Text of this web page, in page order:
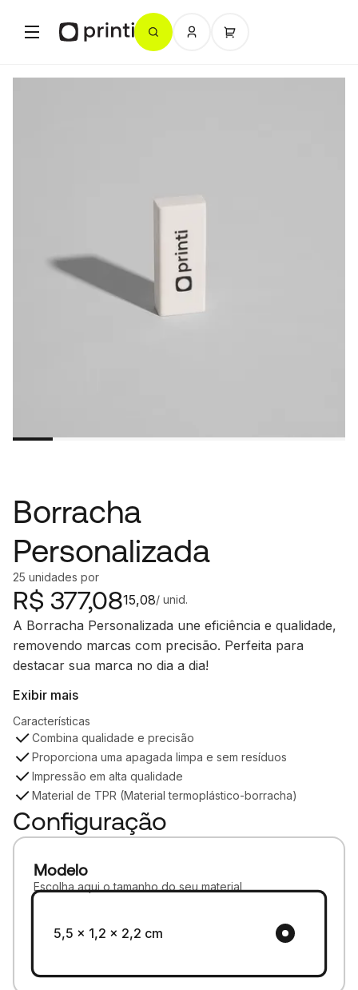
Borracha
Personalizada
25 unidades por
R$ 377,08 / unid.
15,08
A Borracha Personalizada une eficiência e qualidade,
removendo marcas com precisão. Perfeita para
destacar sua marca no dia a dia!
Exibir mais
Características
Combina qualidade e precisão
Proporciona uma apagada limpa e sem resíduos
Impressão em alta qualidade
Material de TPR (Material termoplástico-borracha)
Configuração
Modelo
Escolha aqui o tamanho do seu material
5,5 x 1,2 x 2,2 cm